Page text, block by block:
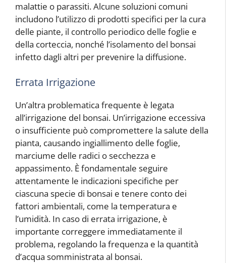
malattie o parassiti. Alcune soluzioni comuni
includono l’utilizzo di prodotti specifici per la cura
delle piante, il controllo periodico delle foglie e
della corteccia, nonché l’isolamento del bonsai
infetto dagli altri per prevenire la diffusione.
Errata Irrigazione
Un’altra problematica frequente è legata
all’irrigazione del bonsai. Un’irrigazione eccessiva
o insufficiente può compromettere la salute della
pianta, causando ingiallimento delle foglie,
marciume delle radici o secchezza e
appassimento. È fondamentale seguire
attentamente le indicazioni specifiche per
ciascuna specie di bonsai e tenere conto dei
fattori ambientali, come la temperatura e
l’umidità. In caso di errata irrigazione, è
importante correggere immediatamente il
problema, regolando la frequenza e la quantità
d’acqua somministrata al bonsai.